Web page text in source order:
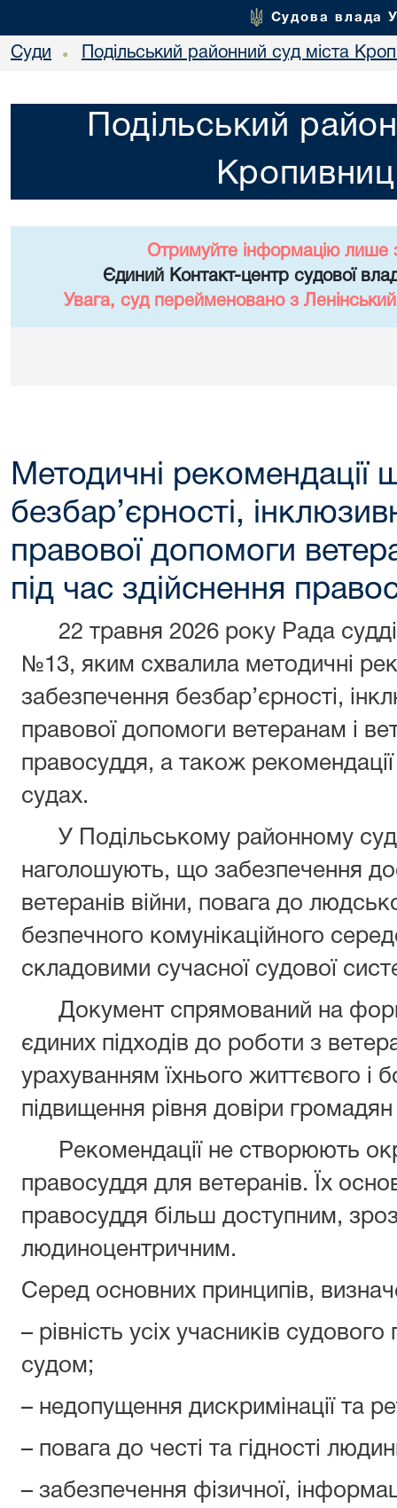
Судова влада
Суди • Подільський районний суд міста
Подільський
Отримуйте інформацію лише
Єдиний Контакт-центр судової
Увага, суд перейменовано з
Методичні рекомендації
безбар’єрності,
правової допомоги
під час здійснення
22 травня 2026 року Рада
№13, яким схвалила методичні
забезпечення безбар’єрності,
правової допомоги ветеранам і
правосуддя, а також рекомендації
судах.
У Подільському районному
наголошують, що забезпечення
ветеранів війни, повага до
безпечного комунікаційного
складовими сучасної судової
Документ спрямований на
єдиних підходів до роботи з
урахуванням їхнього життєвого і
підвищення рівня довіри
Рекомендації не створюють
правосуддя для ветеранів. Їх
правосуддя більш доступним,
людиноцентричним.
Серед основних принципів,
– рівність усіх учасників
судом;
– недопущення дискримінації та
– повага до честі та гідності
– забезпечення фізичної,